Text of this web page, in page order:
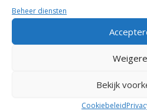
Beheer diensten
Bekijk
Cookiebeleid